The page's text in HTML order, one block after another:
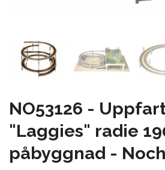
NO53126 -
"Laggies" radie
påbyggnad -